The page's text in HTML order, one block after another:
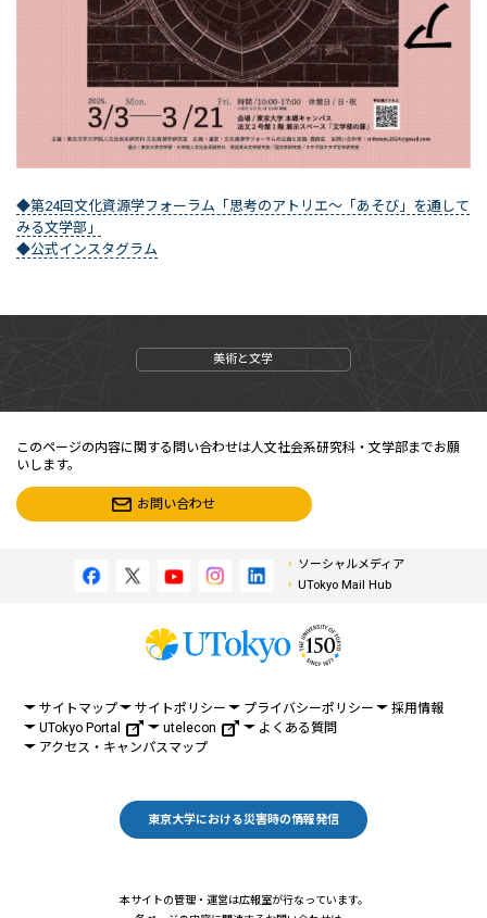
◆第24回文化資源学フォーラム「思考のアトリエ～「あそび」を通して
みる文学部」
◆公式インスタグラム
美術と文学
このページの内容に関する問い合わせは人文社会系研究科・文学部までお願
いします。
お問い合わせ
ソーシャルメディア
UTokyo Mail Hub
サイトマップ サイトポリシー プライバシーポリシー
採用情報
UTokyo Portal
utelecon
よくある質問
アクセス・キャンパスマップ
東京大学における災害時の情報発信
本サイトの管理・運営は広報室が行なっています。